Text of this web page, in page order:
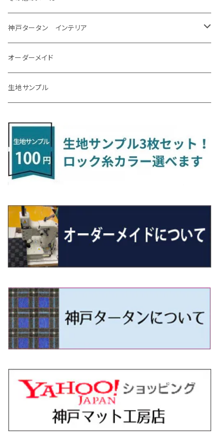
H23/12～R3/7 NHP10
R3/7～ MXPK系
アベンシス
H23/9～H30/4 270系
アリオン
H23/10～R3/3 260系
アルファード/ヴェルファイアＨＶ
H27/1～R5/6 30系
R5/6～ 40系
H24/4～29/10 20系
ヴィッツ
H22/12～R2/3 130系
ヴォクシー
H26/1～R4/1 80系
R4/1～ 90系
エスクァイア
H26/10～R3/12 80系
エスティマ
H18/1～H24/5（前期）
H24/5～R1/10（後期）
エスティマ・ハイブリッド
H18/6～H24/5（前期）
H24/5～R1/10（後期）
オーリス
H24/8～H30/3 180系
カムリ
H24/5～ 160系
カローラ・クロス
カローラ・スポーツ
H19/5～H29/10
ＬＳ５００/ＬＳ５００ｈ
H29/10～
ＬＸ
H27/9～R3/10 URJ201W
ＮＸ
R3/11～ 20系
H26/10～
ＲＸ
H27/10～R4/7 20系5人乗
H29/12～R4/7 20系7人乗
R4/11～ 10系
ＵＸ
H30/11～
R8/7～ E53
R3/8～ E13
ＮＶ３５０キャラバン
H24/6～ E26 3人乗
H24/6～ E26 5・6人乗
キューブ
H14/10～R2/3 Z11・Z12
キックス
R2/6~R8/6 15系(e-POWER)
R8/6～ 16系
H11/6～H16/10 Y34
サクラ
R4/5～ B6AW
シーマ
H13/1～R4/8 F50・Y51
シルビア
H3/1～H11/1 S13・S14
H11/1～H14/11 S15
シルフィ
H24/12～R3/10 TB17
ジューク
H22/6～R2/6 F15
スカイライン
H13/6～H18/11 V35
H26/2～ V37
スカイライン・クロスオーバー
H11/6～H16/10 Y34
H1/6～H11/6 Y30
セレナ
H22/11～H28/9 C26
H11/2～H24/2 TV系
H24/4～R4/1 S3系
サンバートラック
H24/2～H26/9 S200系
H26/9～ S500系
シフォン
H28/12～R1/7 LA600/610
ジャスティ
H23/5～ LA100系
ソルテラ
R4/5~ XEAM10X・YEAM15X
ディアスワゴン
H21/9～R2/4 S300系
トレジア
H22/11～H28/3 120系
フォレスター
H14/2～ SG/SH/SJ/SK系
プレオ
H22/4～H30/3 L275/285
プレオプラス
H24/12～H29/5 LA300/310
レヴォーグ
H15/6～R2/8 BN/BM/BL系
レガシィアウトバック
H15/10～ BP/BR/BS/BT系
レガシィツーリングワゴン
R1/5～ BP系
ＭＡＺＤＡ６
R1/8～ GJ系
ＭＸ－３０
R2/10～ DREJ3P
アクセラ/アクセラ・スポーツ
H24/11～R1/8 GJ系
キャロル
H27/1～ HB36/37/97S
キャロルエコ
H24/11～H27/1 HB35S
スクラム
H17/9～ DG64/DG17
スクラムトラック
H25/9～ DG16T
デミオ
H19/7～R1/7 DE/DJ系
ビアンテ
H20/7～30/3 CC系
ファミリア バン
H30/6～ 160系
H24/10～ MJ系
フレアクロスオーバー
H26/1～ MS系
R2/9～ S403/413P
コペン
H14/6～ L880/LA400K
タフト
R2/6～ LA900/910S
タント
R1/7～ LA650/660
H28/11～ M900系
ハイゼット・キャディー
H28/6～R3/9 LA700V
ハイゼット・カーゴ
H16/12～ S300/S700系
ハイゼット・トラック
H11/1～ S200/S500系
ブーン
H28/4～R5/12 M700系
ミラ
H18/12～ L275/285
ミラ・イース
H23/9～ LA300系
ミラ・ココア
H30/6～ LA550/560S
ムーヴ
H26/12～R5/7 LA150/160S
ムーヴキャンバス
R4/6～ HE33S
イグニス
H28/2～ FF21S
エスクード
H17/5～H27/10 TA/TD系
エブリィ
H13/9～ DA系
クロスビー(XBEE)
H29/12～R7/10 MN71S
ジムニー
H3/6～ JA/JB系
ジムニーノマド
R7/4～ JC74W
ジムニーワイド/ジムニーシエラ
H10/1～H14/1 JB33/43W
H14/1～ JB43/74W
スイフト/スイフトスポーツ
H22/9～ スイフト
H23/12～
スペーシア/スペーシアカスタム/スペーシアギア
H25/3～R5/11
R5/11～ MK54S・MK94S
スペーシアベース
H23/1～H27/8 MA15S
H27/8～R2/12 MA26/36/46S
ハスラー
H26/1～ MR系
H25/6～ B11W/B30系
ｅｋカスタム/ｅｋクロス
H25/6～H31/3 ｅｋカスタム
H31/3～ ｅｋクロス
ekクロスEV
R4/6～ B5AW
アイミーブ
H24/10～R2/12 GF系
アウトランダーＰＨＥＶ
H25/1～ GG/GN系 5人乗
エクリプスクロス/エクリプスクロスPHEV
H30/3～ GK/GL系
タウンボックス
H26/2～ DS17/64W
ディグニティ
H24/7～H29/1 BHGY51
デリカＤ：２
H23/3～ MB系
デリカＤ：３
H23/10～H31/4 BM20 7人乗
デリカＤ：５
R5/5～ B30系/BA系
パジェロ
H18/10～R1/8 7人乗ロング V90系
H23/12～H29/9 JF1/2
H29/9～R5/10 JF3/4
NBOXプラス/NBOXプラスカスタム
H24/7～H29/8 JF1/2
NBOXスラッシュ
H26/12～R2/2 JF1/2
NBOXジョイ
H24/11～R2/3 JG1・JG2
R2/11～ JG3・JG4
N-ONE e:
R7/9~ JG5
N-VAN
H30/7～ JJ1・JJ2
N-VAN e:
R6/10~ JJ3
N‐WGN/N‐WGNカスタム
H25/11～ JH1・JH2・JH3・JH4
S660
H27/4～R3/12 JW5
WR-V
R6/3～ DG5
ZR-V
H11/6～H30/7 バン HH5・HH6
H21/12～R3/4 トラック
アコード・アコードハイブリッド
H25/6～R2/2 CR系
H29/10～ ３HD系
ゴルフ
H25/4～R3/4 AU系
R3/6～ CDD系
H16/4～28/1 １T系 トゥラン
シャラン
H23/2～ 7N系
Tクロス
R2/7～ A1D系
ティグアン
H20/9～H29/1 5NC系
トゥアレグ
H15/9～H30/4 7L/7P系
パサート
H23/5～H27/7 3CCAX
H27/7～ 3CC/3CD系
ザ・ビートル
H24/4～R3/4 16C系
ポロ
H21/10～H30/3 6RC系
H30/3～ AW系
H24/11～30/10
H30/10～
Ｂクラス
H24/4～R1/6
Ｃクラス
H26/7～R4/2
ＣＬＡクラス
H27/6～R1/8
ＣＬＳクラス
H30/6～
Ｅクラス
H28/7～
ＧＬＡクラス
H26/5～R2/6
ＧＬＥクラス
R1/6～
Ｓクラス
H25/10～R3/10
Ｖクラス
H27/4～
MINI
MINIクロスオーバー
神戸タータン インテリア
ラグマット
ラグマットセカンド（L）
ラグマットミニ（S）
オーダーメイド
生地サンプル